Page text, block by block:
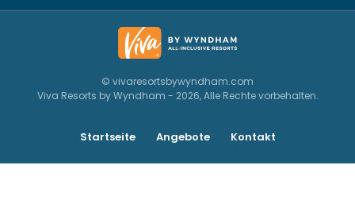
© vivaresortsbywyndham.com
Viva Resorts by Wyndham - 2026, Alle Rechte vorbehalten.
Startseite Angebote Kontakt